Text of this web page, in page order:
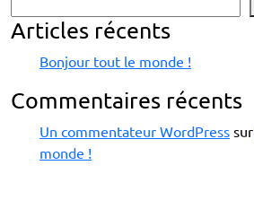
Articles récents
Bonjour tout le monde !
Commentaires récents
Un commentateur WordPress sur
monde !